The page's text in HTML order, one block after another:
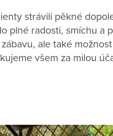
strávili pěkné
plné radosti, smíchu a
ale také
všem za milou